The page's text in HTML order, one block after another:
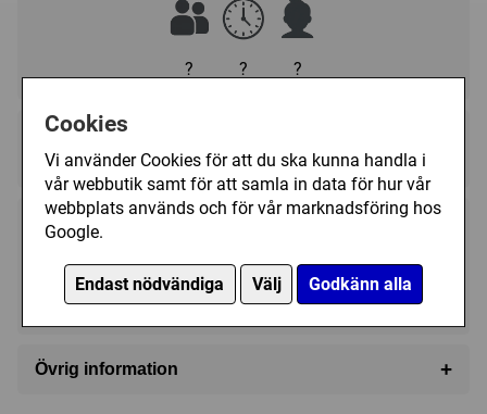
Cookies
Vi använder Cookies för att du ska kunna handla i
vår webbutik samt för att samla in data för hur vår
webbplats används och för vår marknadsföring hos
Google.
Endast nödvändiga Välj Godkänn alla
? ? ?
★★★★★★★★★★
★★★★★★★★★★
175 kr
Ej tillgänglig
Övrig information +